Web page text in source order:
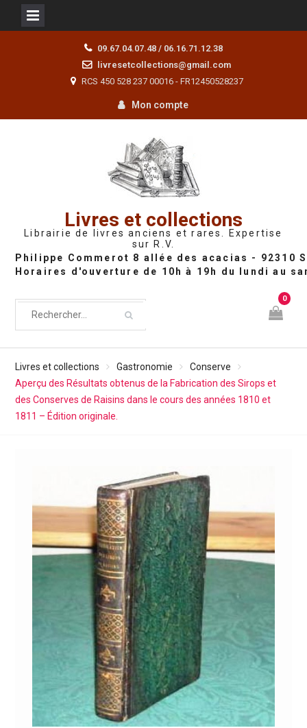
09.67.04.07.48 / 06.16.71.12.38
livresetcollections@gmail.com
RCS 450 528 237 00016 - FR12450528237
Mon compte
Livres et collections
Librairie de livres anciens et rares. Expertise
sur R.V.
0
Livres et collections Gastronomie
Conserve
Aperçu des Résultats obtenus de la Fabrication des Sirops et
des Conserves de Raisins dans le cours des années 1810 et
1811 – Édition originale.